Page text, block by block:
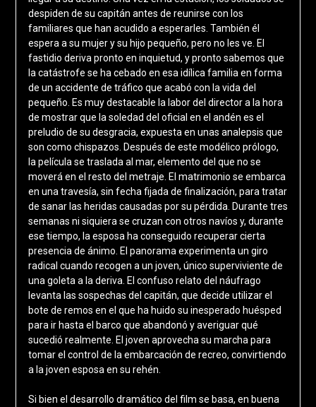
despiden de su capitán antes de reunirse con los
familiares que han acudido a esperarles. También él
espera a su mujer y su hijo pequeño, pero no les ve. El
fastidio deriva pronto en inquietud, y pronto sabemos que
la catástrofe se ha cebado en esa idílica familia en forma
de un accidente de tráfico que acabó con la vida del
pequeño. Es muy destacable la labor del director a la hora
de mostrar que la soledad del oficial en el andén es el
preludio de su desgracia, expuesta en unas analepsis que
son como chispazos. Después de este modélico prólogo,
la película se traslada al mar, elemento del que no se
moverá en el resto del metraje. El matrimonio se embarca
en una travesía, sin fecha fijada de finalización, para tratar
de sanar las heridas causadas por su pérdida. Durante tres
semanas ni siquiera se cruzan con otros navíos y, durante
ese tiempo, la esposa ha conseguido recuperar cierta
presencia de ánimo. El panorama experimenta un giro
radical cuando recogen a un joven, único superviviente de
una goleta a la deriva. El confuso relato del náufrago
levanta las sospechas del capitán, que decide utilizar el
bote de remos en el que ha huido su inesperado huésped
para ir hasta el barco que abandonó y averiguar qué
sucedió realmente. El joven aprovecha su marcha para
tomar el control de la embarcación de recreo, convirtiendo
a la joven esposa en su rehén.
Si bien el desarrollo dramático del film se basa, en buena